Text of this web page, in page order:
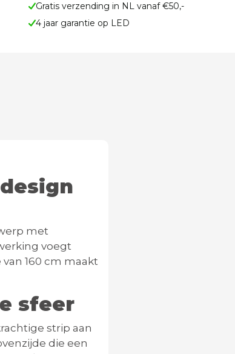
Gratis verzending in NL vanaf €50,-
4 jaar garantie op LED
met
voegt
160 cm maakt
sfeer
strip aan
die een